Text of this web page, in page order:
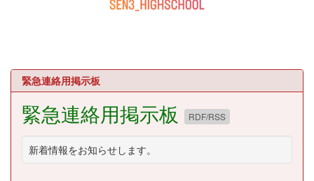
緊急連絡用掲示板
緊急連絡用掲示板 RDF/RSS
新着情報をお知らせします。